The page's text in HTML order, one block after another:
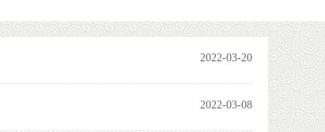
2022-03-20
2022-03-08